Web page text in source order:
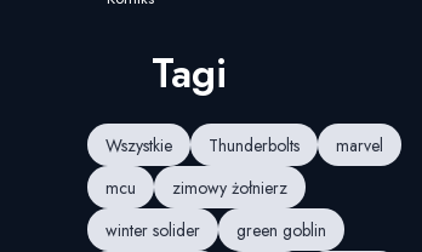
Tagi
Wszystkie Thunderbolts
marvel
mcu
zimowy żołnierz
winter solider
green goblin